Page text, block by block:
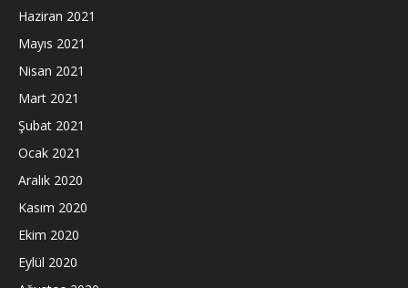
Haziran 2021
Mayıs 2021
Nisan 2021
Mart 2021
Şubat 2021
Ocak 2021
Aralık 2020
Kasım 2020
Ekim 2020
Eylül 2020